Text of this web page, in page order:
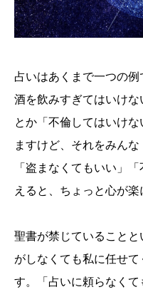
占いはあくまで一つの
酒を飲みすぎてはいけな
とか「不倫してはいけ
ますけど、それをみんな
「盗まなくてもいい」
えると、ちょっと心が楽
聖書が禁じていること
がしなくても私に任せ
す。「占いに頼らなく